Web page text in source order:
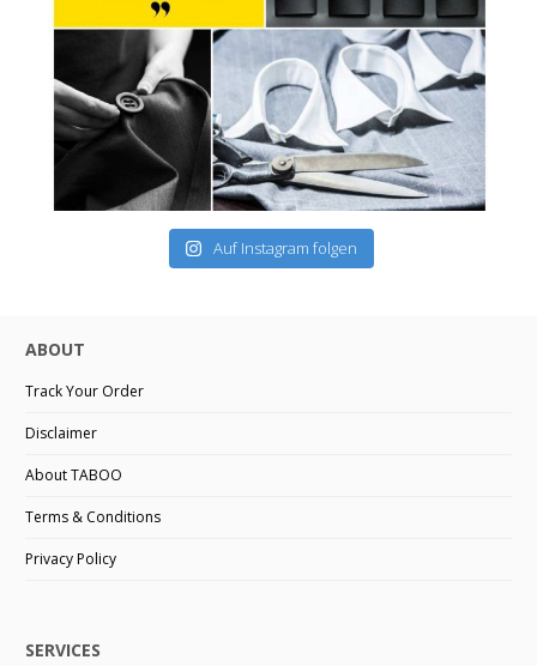
Auf Instagram folgen
ABOUT
Track Your Order
Disclaimer
About TABOO
Terms & Conditions
Privacy Policy
SERVICES